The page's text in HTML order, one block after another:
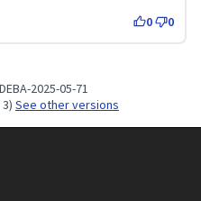
0 0
2025-05-71
see other versions
at Instagram